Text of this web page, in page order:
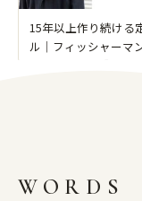
15年以上作り続ける
ル｜フィッシャーマ
WORDS